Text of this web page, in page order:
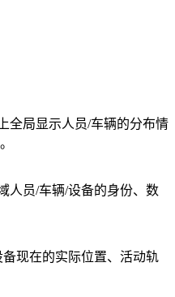
局显示人员/车辆的分布情
员/车辆/设备的身份、数
现在的实际位置、活动轨